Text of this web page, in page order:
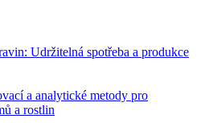
Udržitelná spotřeba a produkce
a analytické metody pro
a rostlin